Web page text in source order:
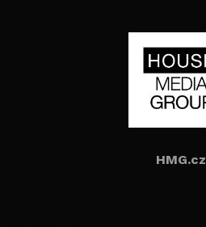
HMG.cz